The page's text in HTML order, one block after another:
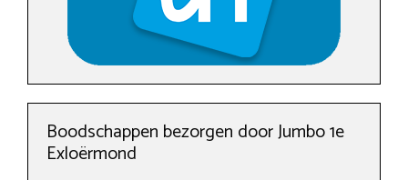
Boodschappen bezorgen door Jumbo 1e
Exloërmond